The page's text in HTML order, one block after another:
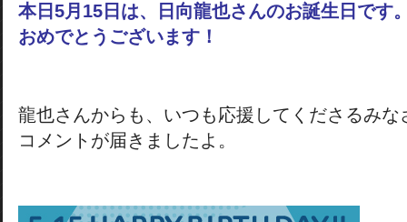
本日5月15日は、日向龍也さんのお誕生日です
おめでとうございます！
龍也さんからも、いつも応援してくださるみな
コメントが届きましたよ。